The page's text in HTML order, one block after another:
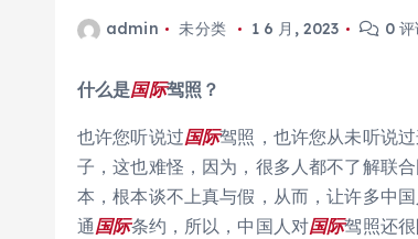
admin 未分类 1 6 月, 2023 0 评
什么是国际驾照？
也许您听说过国际驾照，也许您从未听说
子，这也难怪，因为，很多人都不了解联
本，根本谈不上真与假，从而，让许多中
通国际条约，所以，中国人对国际驾照还